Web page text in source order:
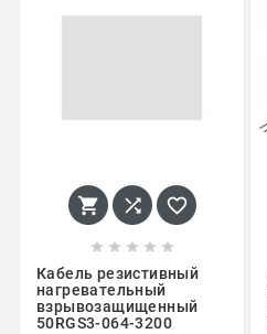
  
    
Кабель резистивный
нагревательный
взрывозащищенный
50RGS3-064-3200